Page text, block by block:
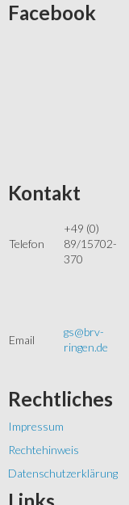
Facebook
Kontakt
Telefon
+49 (0)
89/15702-
370
Email
gs@brv-
ringen.de
Rechtliches
Impressum
Rechtehinweis
Datenschutzerklärung